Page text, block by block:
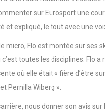
mentale
mots pour le dire : le message
Behrami met un terme à sa
sur Eurosport une
et expliqué, le tout avec une
le micro, Flo est montée sur ses
c’est toutes les disciplines. Flo
où elle était « fière d’être
Pernilla Wiberg ».
nous donner son avis